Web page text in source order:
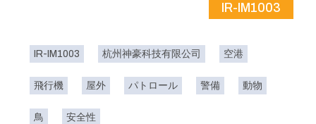
IR-IM1003
IR-IM1003 杭州神豪科技有限公司 空港
飛行機 屋外 パトロール 警備 動物
鳥 安全性